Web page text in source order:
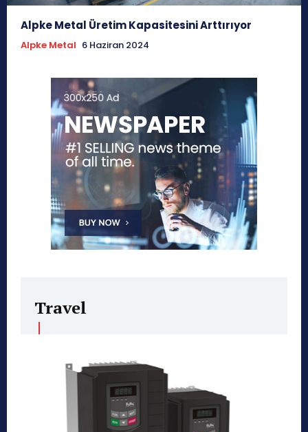
Alpke Metal Üretim Kapasitesini Arttırıyor
Alpke Metal 6 Haziran 2024
Travel